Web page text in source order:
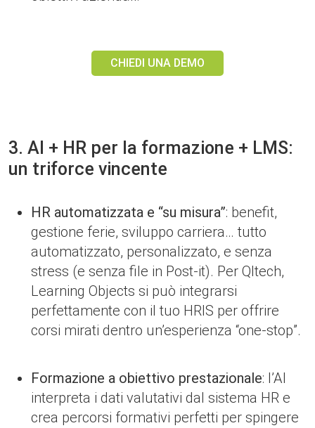
CHIEDI UNA DEMO
3. AI + HR per la formazione + LMS:
un triforce vincente
HR automatizzata e “su misura”: benefit,
gestione ferie, sviluppo carriera… tutto
automatizzato, personalizzato, e senza
stress (e senza file in Post-it). Per Qltech,
Learning Objects si può integrarsi
perfettamente con il tuo HRIS per offrire
corsi mirati dentro un’esperienza “one-stop”.
Formazione a obiettivo prestazionale: l’AI
interpreta i dati valutativi dal sistema HR e
crea percorsi formativi perfetti per spingere